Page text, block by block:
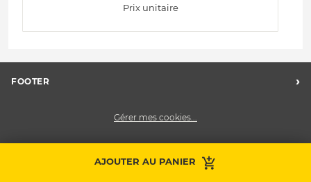
AJOUTER AU PANIER
Prix unitaire
FOOTER ›
Midas Recrute
Gérer mes cookies...
Prendre RDV